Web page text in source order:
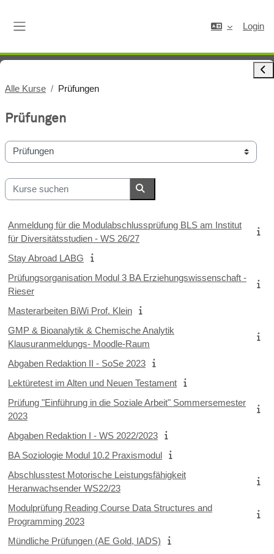
Login
Alle Kurse Prüfungen
Prüfungen
Kursbereiche
Kurse suchen
Kurse suchen
Anmeldung für die Modulabschlussprüfung BLS am Institut
für Diversitätsstudien - WS 26/27
Stay Abroad LABG
Prüfungsorganisation Modul 3 BA Erziehungswissenschaft -
Rieser
Masterarbeiten BiWi Prof. Klein
GMP & Bioanalytik & Chemische Analytik
Klausuranmeldungs- Moodle-Raum
Abgaben Redaktion II - SoSe 2023
Lektüretest im Alten und Neuen Testament
Prüfung "Einführung in die Soziale Arbeit" Sommersemester
2023
Abgaben Redaktion I - WS 2022/2023
BA Soziologie Modul 10.2 Praxismodul
Abschlusstest Motorische Leistungsfähigkeit
Heranwachsender WS22/23
Modulprüfung Reading Course Data Structures and
Programming 2023
Mündliche Prüfungen (AE Gold, IADS)